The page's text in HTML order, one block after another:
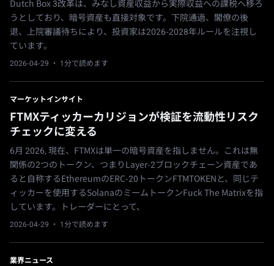
Dutch Box 3改革は、みなし資産収益から実際収益への課税へ移ろ
うとしており、暗号資産も直接対象です。下院通過、閣僚の後
退、上院審議待ちにより、投資家は2026-2028年ルールを注視し
ています。
2026-04-29 · 1分で読めます
マーケットインサイト
FTMXティッカーカリジョンが検証を流動性リスク
チェックに変える
6月 2026, 現在、FTMXは単一の暗号資産を指しません。これは無
関係の2つのトークン、つまりLayer-2ブロックチェーン資産であ
ると自称するEthereumのERC-20トークンFTMTOKENと、同じテ
ィッカーを使用するSolanaのミームトークンFuck The Matrixを指
しています。トレーダーにとって、
2026-04-29 · 1分で読めます
業界ニュース